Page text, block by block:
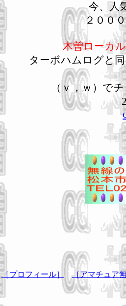
今、人
２００
木曽ローカ
ターボハムログと
（ｖ，ｗ）で
［プロフィール］ ［アマチュア